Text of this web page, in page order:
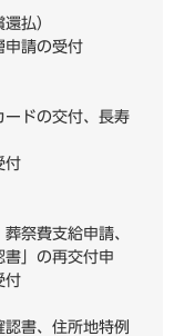
払）
申請の受付
ードの交付、長寿
付
祭費支給申請、
書」の再交付申
付
書、住所地特例